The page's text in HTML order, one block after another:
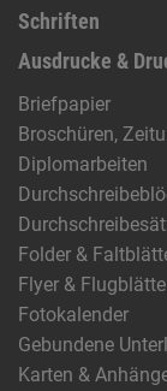
Schriften
Ausdrucke &
Briefpapier
Broschüren,
Diplomarbeiten
Folder &
Flyer &
Fotokalender
Gebundene
Karten &